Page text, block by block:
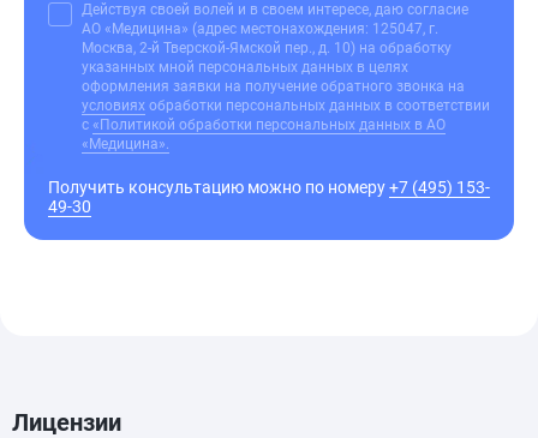
Действуя своей волей и в своем интересе, даю согласие
АО «Медицина» (адрес местонахождения: 125047, г.
Москва, 2-й Тверской-Ямской пер., д. 10) на обработку
указанных мной персональных данных в целях
оформления заявки на получение обратного звонка на
условиях обработки персональных данных в соответствии
с «Политикой обработки персональных данных в АО
«Медицина».
Получить консультацию можно по номеру+7 (495) 153-
49-30
Лицензии